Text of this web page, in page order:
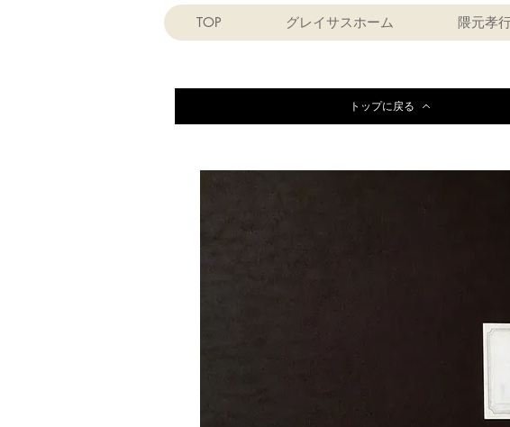
TOP グレイサスホーム 隈元孝
トップに戻る